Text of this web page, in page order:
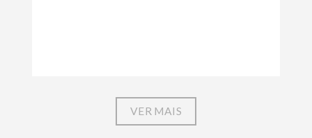
VER MAIS